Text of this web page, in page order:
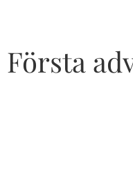
Första